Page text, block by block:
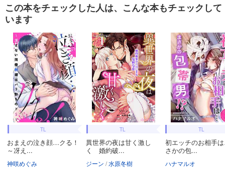
この本をチェックした人は、こんな本もチェックして
います
TL
おまえの泣き顔…クる！
～冴え...
神咲めぐみ
TL
異世界の夜は甘く激し
く 婚約破...
ジーン 水原冬樹
TL
初エッチのお相手
さかの包...
ハナマルオ